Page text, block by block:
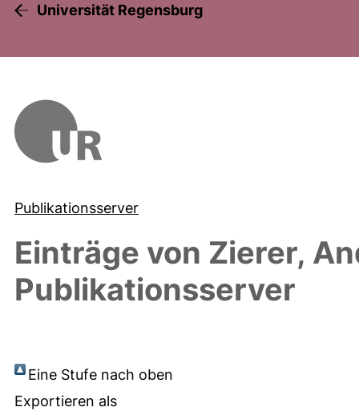
Universität Regensburg
Publikationsserver
Einträge von Zierer,
Publikationsserver
Eine Stufe nach oben
Exportieren als